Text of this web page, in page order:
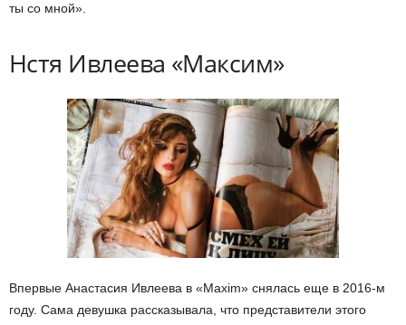
ты со мной».
Нстя Ивлеева «Максим»
Впервые Анастасия Ивлеева в «Maxim» снялась еще в 2016-м
году. Сама девушка рассказывала, что представители этого